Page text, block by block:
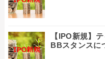
【IPO新規】
BBスタンスに